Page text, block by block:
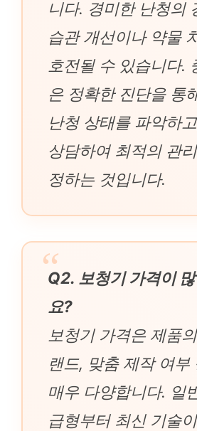
니다. 경미한 난청의
습관 개선이나 약물
호전될 수 있습니다.
은 정확한 진단을 통
난청 상태를 파악하
상담하여 최적의 관
정하는 것입니다.
Q2. 보청기 가격이
요?
보청기 가격은 제품
랜드, 맞춤 제작 여부
매우 다양합니다. 일
급형부터 최신 기술